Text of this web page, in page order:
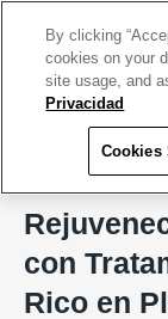
Xano Gene
con
Rico en
By clicking
cookies on your
site usage, and
Privacidad
Cookies